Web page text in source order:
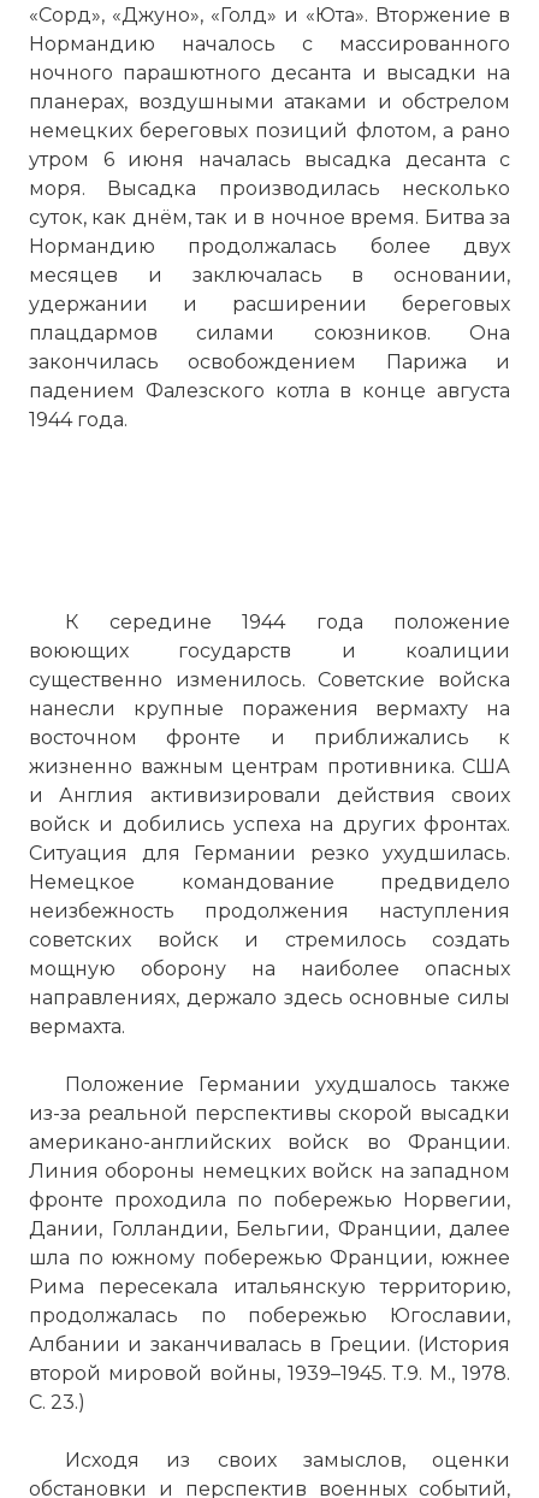
«Сорд», «Джуно», «Голд» и «Юта». Вторжение в
Нормандию началось с массированного
ночного парашютного десанта и высадки на
планерах, воздушными атаками и обстрелом
немецких береговых позиций флотом, а рано
утром 6 июня началась высадка десанта с
моря. Высадка производилась несколько
суток, как днём, так и в ночное время. Битва за
Нормандию продолжалась более двух
месяцев и заключалась в основании,
удержании и расширении береговых
плацдармов силами союзников. Она
закончилась освобождением Парижа и
падением Фалезского котла в конце августа
1944 года.
К середине 1944 года положение
воюющих государств и коалиции
существенно изменилось. Советские войска
нанесли крупные поражения вермахту на
восточном фронте и приближались к
жизненно важным центрам противника. США
и Англия активизировали действия своих
войск и добились успеха на других фронтах.
Ситуация для Германии резко ухудшилась.
Немецкое командование предвидело
неизбежность продолжения наступления
советских войск и стремилось создать
мощную оборону на наиболее опасных
направлениях, держало здесь основные силы
вермахта.
Положение Германии ухудшалось также
из-за реальной перспективы скорой высадки
американо-английских войск во Франции.
Линия обороны немецких войск на западном
фронте проходила по побережью Норвегии,
Дании, Голландии, Бельгии, Франции, далее
шла по южному побережью Франции, южнее
Рима пересекала итальянскую территорию,
продолжалась по побережью Югославии,
Албании и заканчивалась в Греции. (История
второй мировой войны, 1939–1945. Т.9. М., 1978.
С. 23.)
Исходя из своих замыслов, оценки
обстановки и перспектив военных событий,